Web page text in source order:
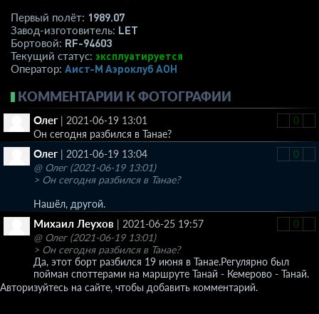
Первый полёт: 1989.07
Завод-изготовитель: LET
Бортовой: RF-94603
Текущий статус: эксплуатируется
Оператор: Аист-М Аэроклуб АОН
КОММЕНТАРИИ К ФОТОГРАФИИ
0
Олег | 2021-06-19 13:01
Он сегодня разбился в Танае?
0
Олег | 2021-06-19 13:04
@ Олег (2021-06-19 13:01)
> Он сегодня разбился в Танае?
Нашёл, другой.
0
Михаил Леухов | 2021-06-25 19:57
@ Олег (2021-06-19 13:01)
> Он сегодня разбился в Танае?
Да, этот борт разбился 19 июня в Танае.Регулярно был
пойман споттерами на маршруте Танай - Кемерово - Танай.
Авторизуйтесь на сайте, чтобы добавить комментарий.